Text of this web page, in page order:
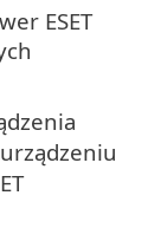
ESET